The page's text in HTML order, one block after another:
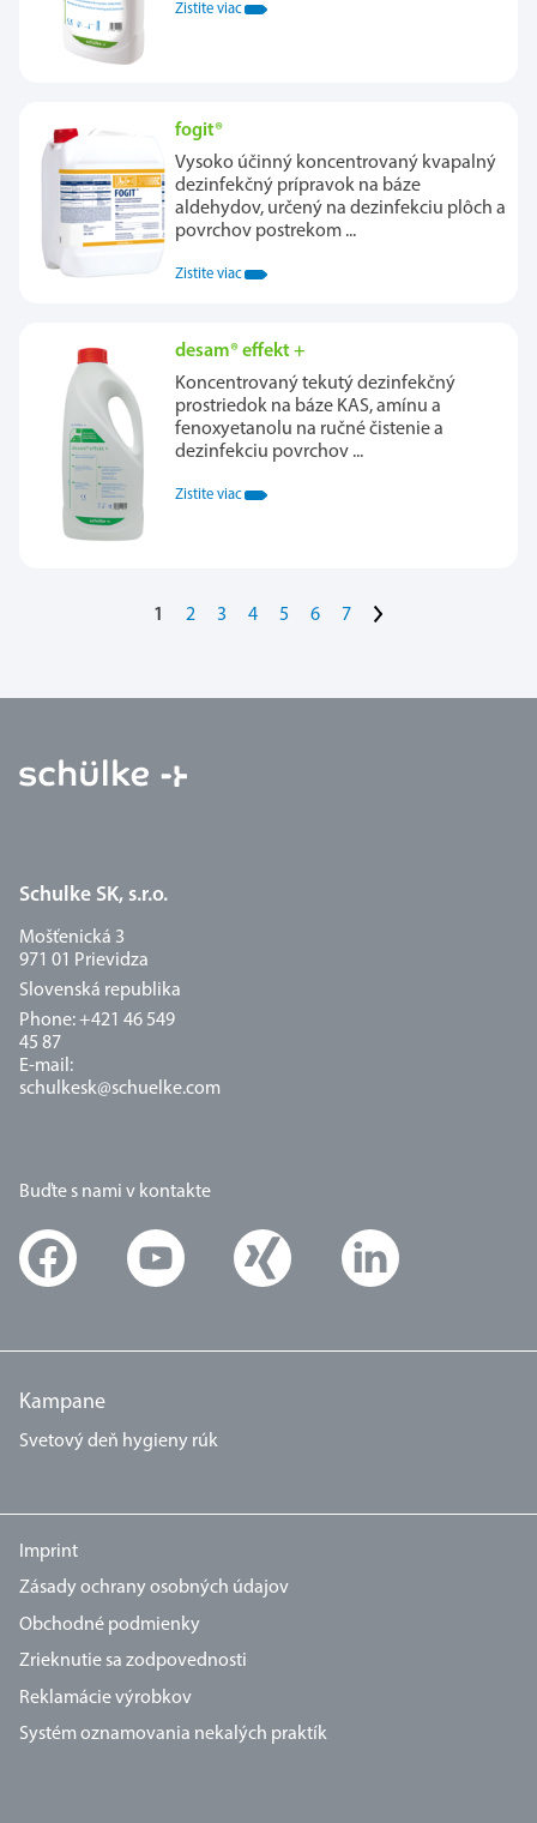
Zistite viac
fogit®
Vysoko účinný koncentrovaný kvapalný
dezinfekčný prípravok na báze
aldehydov, určený na dezinfekciu plôch a
povrchov postrekom ...
Zistite viac
desam® effekt +
Koncentrovaný tekutý dezinfekčný
prostriedok na báze KAS, amínu a
fenoxyetanolu na ručné čistenie a
dezinfekciu povrchov ...
Zistite viac
1 2 3 4 5 6 7 >
Schulke SK, s.r.o.
Mošťenická 3
971 01 Prievidza
Slovenská republika
Phone: +421 46 549
45 87
E-mail:
schulkesk@schuelke.com
Buďte s nami v kontakte
Kampane
Svetový deň hygieny rúk
Imprint
Zásady ochrany osobných údajov
Obchodné podmienky
Zrieknutie sa zodpovednosti
Reklamácie výrobkov
Systém oznamovania nekalých praktík